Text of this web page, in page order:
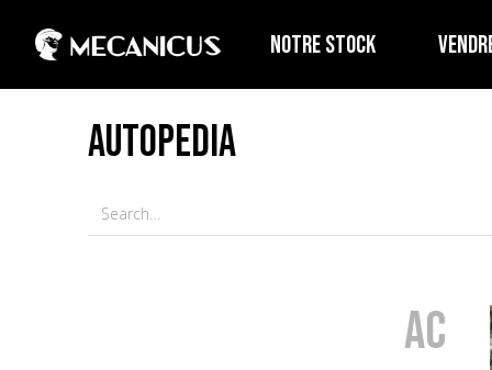
NOTRE STOCK
AUTOPEDIA
AC